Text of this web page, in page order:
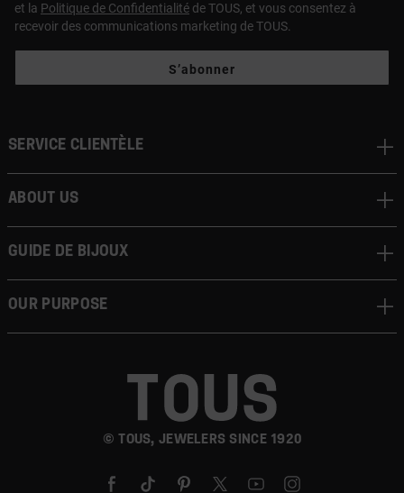
et la Politique de Confidentialité de TOUS, et vous consentez à
recevoir des communications marketing de TOUS.
S’abonner
© TOUS, JEWELERS SINCE 1920
Service clientèle
About us
Guide de bijoux
Our Purpose